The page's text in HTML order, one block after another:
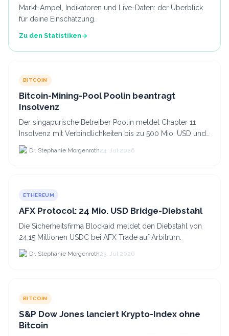
Markt-Ampel, Indikatoren und Live-Daten: der Überblick
für deine Einschätzung.
Zu den Statistiken
BITCOIN
Bitcoin-Mining-Pool Poolin beantragt
Insolvenz
Der singapurische Betreiber Poolin meldet Chapter 11
Insolvenz mit Verbindlichkeiten bis zu 500 Mio. USD und
plant den Verkauf zweier Texas-Standorte für.
Dr. Stephanie Morgenroth24. Jul 2026
ETHEREUM
AFX Protocol: 24 Mio. USD Bridge-Diebstahl
Die Sicherheitsfirma Blockaid meldet den Diebstahl von
24,15 Millionen USDC bei AFX Trade auf Arbitrum.
Dr. Stephanie Morgenroth23. Jul 2026
BITCOIN
S&P Dow Jones lanciert Krypto-Index ohne
Bitcoin